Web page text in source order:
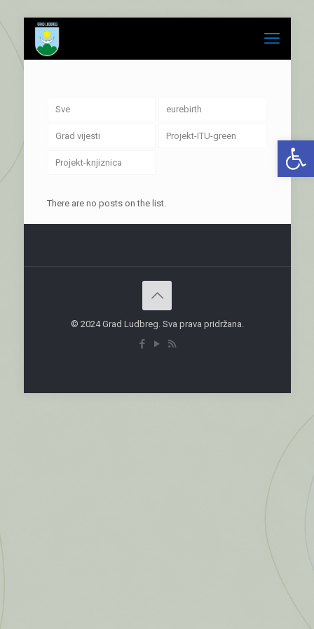
Sve eurebirth
Grad vijesti Projekt-ITU-green
Projekt-knjiznica
There are no posts on the list.
© 2024 Grad Ludbreg. Sva prava pridržana.